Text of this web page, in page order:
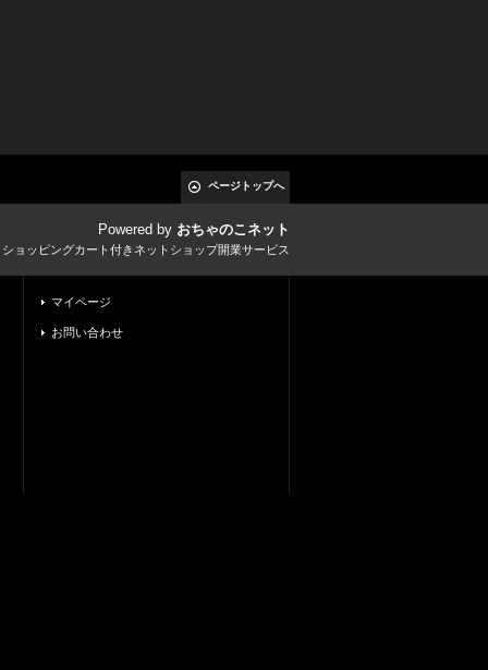
ページトップへ
Powered by おちゃのこネット
ョッピングカート付きネットショップ開業サービス
マイページ
お問い合わせ